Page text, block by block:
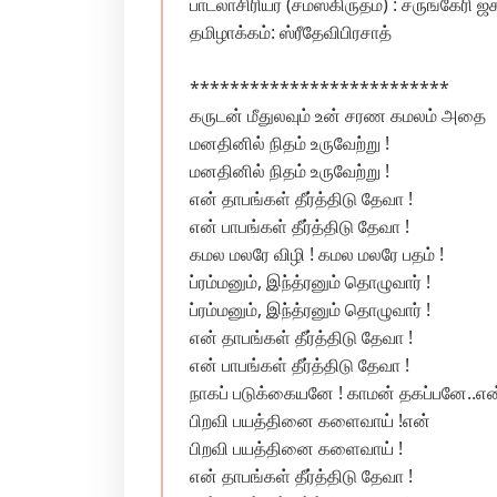
தமிழாக்கம்: ஸ்ரீதேவிபிரசாத்
**************************
கருடன் மீதுலவும் உன் சரண கமலம் அதை
மனதினில் நிதம் உருவேற்று !
மனதினில் நிதம் உருவேற்று !
என் தாபங்கள் தீர்த்திடு தேவா !
என் பாபங்கள் தீர்த்திடு தேவா !
கமல மலரே விழி ! கமல மலரே பதம் !
ப்ரம்மனும், இந்த்ரனும் தொழுவார் !
ப்ரம்மனும், இந்த்ரனும் தொழுவார் !
என் தாபங்கள் தீர்த்திடு தேவா !
என் பாபங்கள் தீர்த்திடு தேவா !
நாகப் படுக்கையனே ! காமன்
பிறவி பயத்தினை களைவாய் !என்
பிறவி பயத்தினை களைவாய் !
என் தாபங்கள் தீர்த்திடு தேவா !